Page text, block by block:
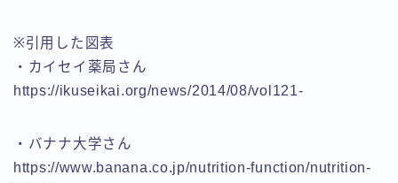
※引用した図表
・カイセイ薬局さん
https://ikuseikai.org/news/2014/08/vol121-
・バナナ大学さん
https://www.banana.co.jp/nutrition-function/nutrition-